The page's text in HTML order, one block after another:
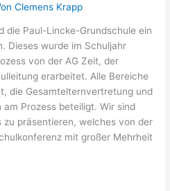
Clemens Krapp
die Paul-Lincke-Grundschule ein
Dieses wurde im Schuljahr
von der AG Zeit, der
erarbeitet. Alle Bereiche
die Gesamtelternvertretung und
Prozess beteiligt. Wir sind
zu präsentieren, welches von der
mit großer Mehrheit